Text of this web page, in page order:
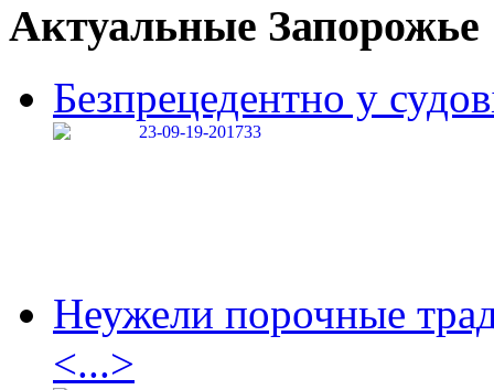
Актуальные Запорожье
Безпрецедентно у
Неужели порочные
<...>